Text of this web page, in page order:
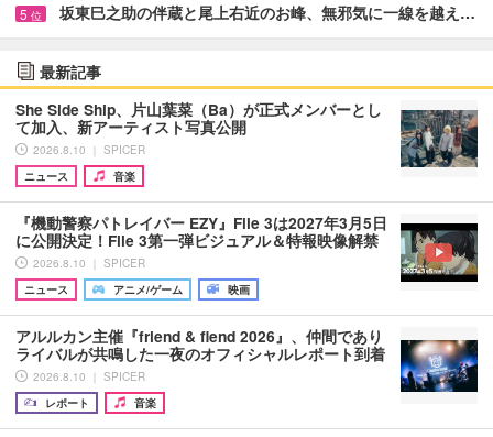
5 位 坂東巳之助の伴蔵と尾上右近のお峰、無邪気に一線を越え…
最新記事
She Side Ship、片山葉菜（Ba）が正式メンバーとし
て加入、新アーティスト写真公開
2026.8.10 ｜ SPICER
ニュース
音楽
『機動警察パトレイバー EZY』File 3は2027年3月5日
に公開決定！File 3第一弾ビジュアル＆特報映像解禁
2026.8.10 ｜ SPICER
ニュース
アニメ/ゲーム 映画
アルルカン主催『friend & fiend 2026』、仲間であり
ライバルが共鳴した一夜のオフィシャルレポート到着
2026.8.10 ｜ SPICER
レポート
音楽